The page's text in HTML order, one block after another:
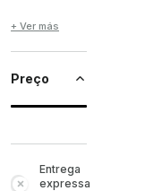
+ Ver más
Preço
Entrega
expressa